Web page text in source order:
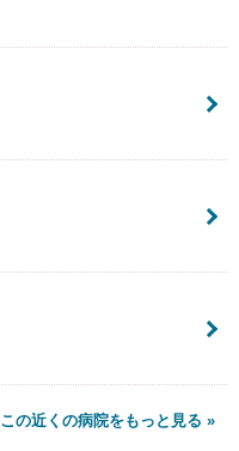
この近くの病院をもっと見る »